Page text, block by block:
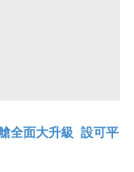
全面大升級 設可平